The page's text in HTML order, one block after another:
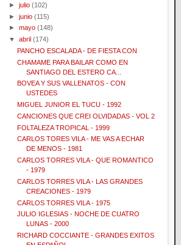
►julio (102)
►junio (115)
►mayo (148)
▼abril (174)
PANCHO ESCALADA - DE FIESTA CON
CHAMAME PARA BAILAR COMO EN
SANTIAGO DEL ESTERO CA...
BOVEA Y SUS VALLENATOS - CON
USTEDES
MIGUEL JUNIOR EL TUCU - 1992
CANCIONES QUE CREI OLVIDADAS - VOL 2
FOLTALEZA TROPICAL - 1999
CARLOS TORES VILA - ME VAS A ECHAR
DE MENOS - 1981
CARLOS TORRES VILA - QUE ROMANTICO
- 1979
CARLOS TORRES VILA - LAS GRANDES
CREACIONES - 1979
CARLOS TORRES VILA - 1975
JULIO IGLESIAS - NOCHE DE CUATRO
LUNAS - 2000
RICHARD COCCIANTE - GRANDES EXITOS